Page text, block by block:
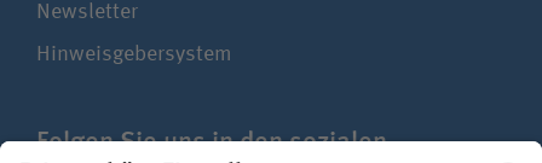
Newsletter
Hinweisgebersystem
Folgen Sie uns in den sozialen